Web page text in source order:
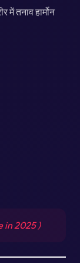
में तनाव हार्मोन
in 2025 )